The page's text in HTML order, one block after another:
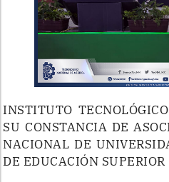
INSTITUTO
SU CONSTANCIA DE
NACIONAL DE
DE EDUCACIÓN